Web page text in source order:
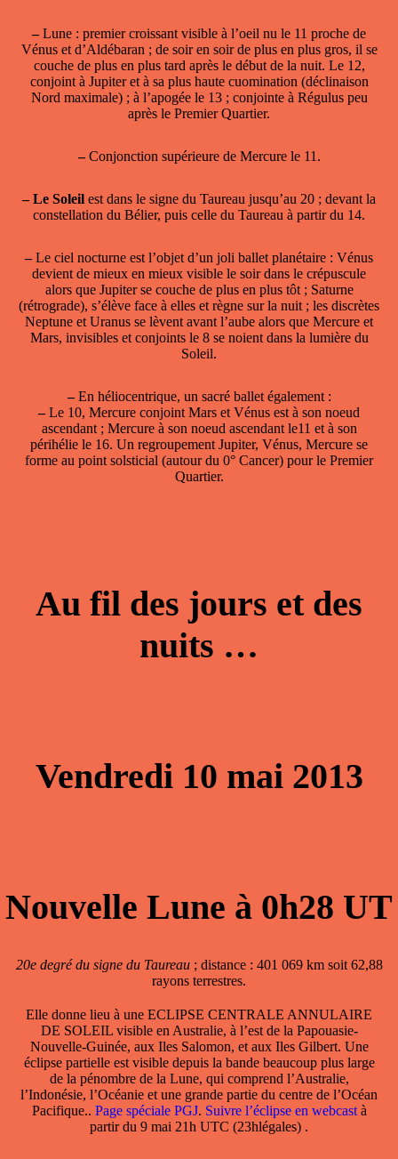
–Lune : premier croissant visible à l’oeil nu le 11 proche de
Vénus et d’Aldébaran ; de soir en soir de plus en plus gros, il se
couche de plus en plus tard après le début de la nuit. Le 12,
conjoint à Jupiter et à sa plus haute cuomination (déclinaison
Nord maximale) ; à l’apogée le 13 ; conjointe à Régulus peu
après le Premier Quartier.
–Conjonction supérieure de Mercure le 11.
– Le Soleil est dans le signe du Taureau jusqu’au 20 ; devant la
constellation du Bélier, puis celle du Taureau à partir du 14.
–Le ciel nocturne est l’objet d’un joli ballet planétaire : Vénus
devient de mieux en mieux visible le soir dans le crépuscule
alors que Jupiter se couche de plus en plus tôt ; Saturne
(rétrograde), s’élève face à elles et règne sur la nuit ; les discrètes
Neptune et Uranus se lèvent avant l’aube alors que Mercure et
Mars, invisibles et conjoints le 8 se noient dans la lumière du
Soleil.
–En héliocentrique, un sacré ballet également :
–Le 10, Mercure conjoint Mars et Vénus est à son noeud
ascendant ; Mercure à son noeud ascendant le11 et à son
périhélie le 16. Un regroupement Jupiter, Vénus, Mercure se
forme au point solsticial (autour du 0° Cancer) pour le Premier
Quartier.
Au fil des jours et des
nuits …
Vendredi 10 mai 2013
Nouvelle Lune à 0h28 UT
20e degré du signe du Taureau; distance : 401 069 km soit 62,88
rayons terrestres.
Elle donne lieu à une ECLIPSE CENTRALE ANNULAIRE
DE SOLEILvisible en Australie, à l’est de la Papouasie-
Nouvelle-Guinée, aux Iles Salomon, et aux Iles Gilbert. Une
éclipse partielle est visible depuis la bande beaucoup plus large
de la pénombre de la Lune, qui comprend l’Australie,
l’Indonésie, l’Océanie et une grande partie du centre de l’Océan
Pacifique.. Page spéciale PGJ. Suivre l’éclipse en webcastà
partir du 9 mai 21h UTC (23hlégales) .